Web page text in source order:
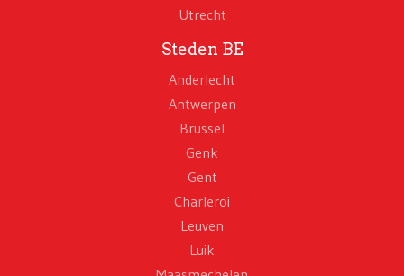
Utrecht
Steden BE
Anderlecht
Antwerpen
Brussel
Genk
Gent
Charleroi
Leuven
Luik